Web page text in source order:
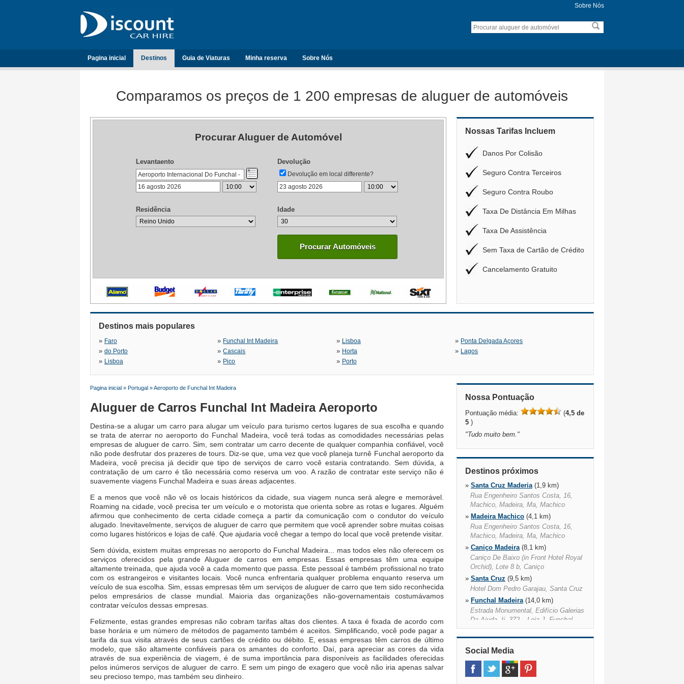
Sobre Nós
Pagina inicial Destinos Guia de Viaturas Minha reserva Sobre Nós
Comparamos os preços de 1 200 empresas de aluguer de automóveis
Procurar Aluguer de Automóvel
Levantaento Devolução
Devolução em local differente?
Residência Idade
Procurar Automóveis
Nossas Tarifas Incluem
Danos Por Colisão
Seguro Contra Terceiros
Seguro Contra Roubo
Taxa De Distância Em Milhas
Taxa De Assistência
Sem Taxa de Cartão de Crédito
Cancelamento Gratuito
Destinos mais populares
» Faro » Funchal Int Madeira » Lisboa » Ponta Delgada Açores
» do Porto »Cascais » Horta » Lagos
» Lisboa » Pico » Porto
Pagina inicial » Portugal »Aeroporto de Funchal Int Madeira
Aluguer de Carros Funchal Int Madeira Aeroporto
Destina-se a alugar um carro para alugar um veículo para turismo certos lugares de sua escolha e quando
se trata de aterrar no aeroporto do Funchal Madeira, você terá todas as comodidades necessárias pelas
empresas de aluguer de carro. Sim, sem contratar um carro decente de qualquer companhia confiável, você
não pode desfrutar dos prazeres de tours. Diz-se que, uma vez que você planeja turnê Funchal aeroporto da
Madeira, você precisa já decidir que tipo de serviços de carro você estaria contratando. Sem dúvida, a
contratação de um carro é tão necessária como reserva um voo. A razão de contratar este serviço não é
suavemente viagens Funchal Madeira e suas áreas adjacentes.
E a menos que você não vê os locais históricos da cidade, sua viagem nunca será alegre e memorável.
Roaming na cidade, você precisa ter um veículo e o motorista que orienta sobre as rotas e lugares. Alguém
afirmou que conhecimento de certa cidade começa a partir da comunicação com o condutor do veículo
alugado. Inevitavelmente, serviços de aluguer de carro que permitem que você aprender sobre muitas coisas
como lugares históricos e lojas de café. Que ajudaria você chegar a tempo do local que você pretende visitar.
Sem dúvida, existem muitas empresas no aeroporto do Funchal Madeira... mas todos eles não oferecem os
serviços oferecidos pela grande Aluguer de carros em empresas. Essas empresas têm uma equipe
altamente treinada, que ajuda você a cada momento que passa. Este pessoal é também profissional no trato
com os estrangeiros e visitantes locais. Você nunca enfrentaria qualquer problema enquanto reserva um
veículo de sua escolha. Sim, essas empresas têm um serviços de aluguer de carro que tem sido reconhecida
pelos empresários de classe mundial. Maioria das organizações não-governamentais costumávamos
contratar veículos dessas empresas.
Felizmente, estas grandes empresas não cobram tarifas altas dos clientes. A taxa é fixada de acordo com
base horária e um número de métodos de pagamento também é aceitos. Simplificando, você pode pagar a
tarifa da sua visita através de seus cartões de crédito ou débito. E, essas empresas têm carros de último
modelo, que são altamente confiáveis para os amantes do conforto. Daí, para apreciar as cores da vida
através de sua experiência de viagem, é de suma importância para disponíveis as facilidades oferecidas
pelos inúmeros serviços de aluguer de carro. E sem um pingo de exagero que você não iria apenas salvar
seu precioso tempo, mas também seu dinheiro.
Nossa Pontuação
Pontuação média: (4,5 de
5 )
"Tudo muito bem. "
Destinos próximos
» Santa Cruz Maderia(1,9 km)
Rua Engenheiro Santos Costa, 16,
Machico, Madeira, Ma, Machico
» Madeira Machico (4,1 km)
Rua Engenheiro Santos Costa, 16,
Machico, Madeira, Ma, Machico
» Caniço Madeira(8,1 km)
Caniço De Baixo (in Front Hotel Royal
Orchid), Lote 8 b, Caniço
» Santa Cruz (9,5 km)
Hotel Dom Pedro Garajau, Santa Cruz
» Funchal Madeira(14,0 km)
Estrada Monumental, Edifício Galerias
Da Ajuda, Ii, 372 – Loja J, Funchal,
9000 – 116
»Calheta(15,5 km)
»Funchal(17,3 km)
Rua Nova Da Quinta Deão, 19,
Funchal
Social Media